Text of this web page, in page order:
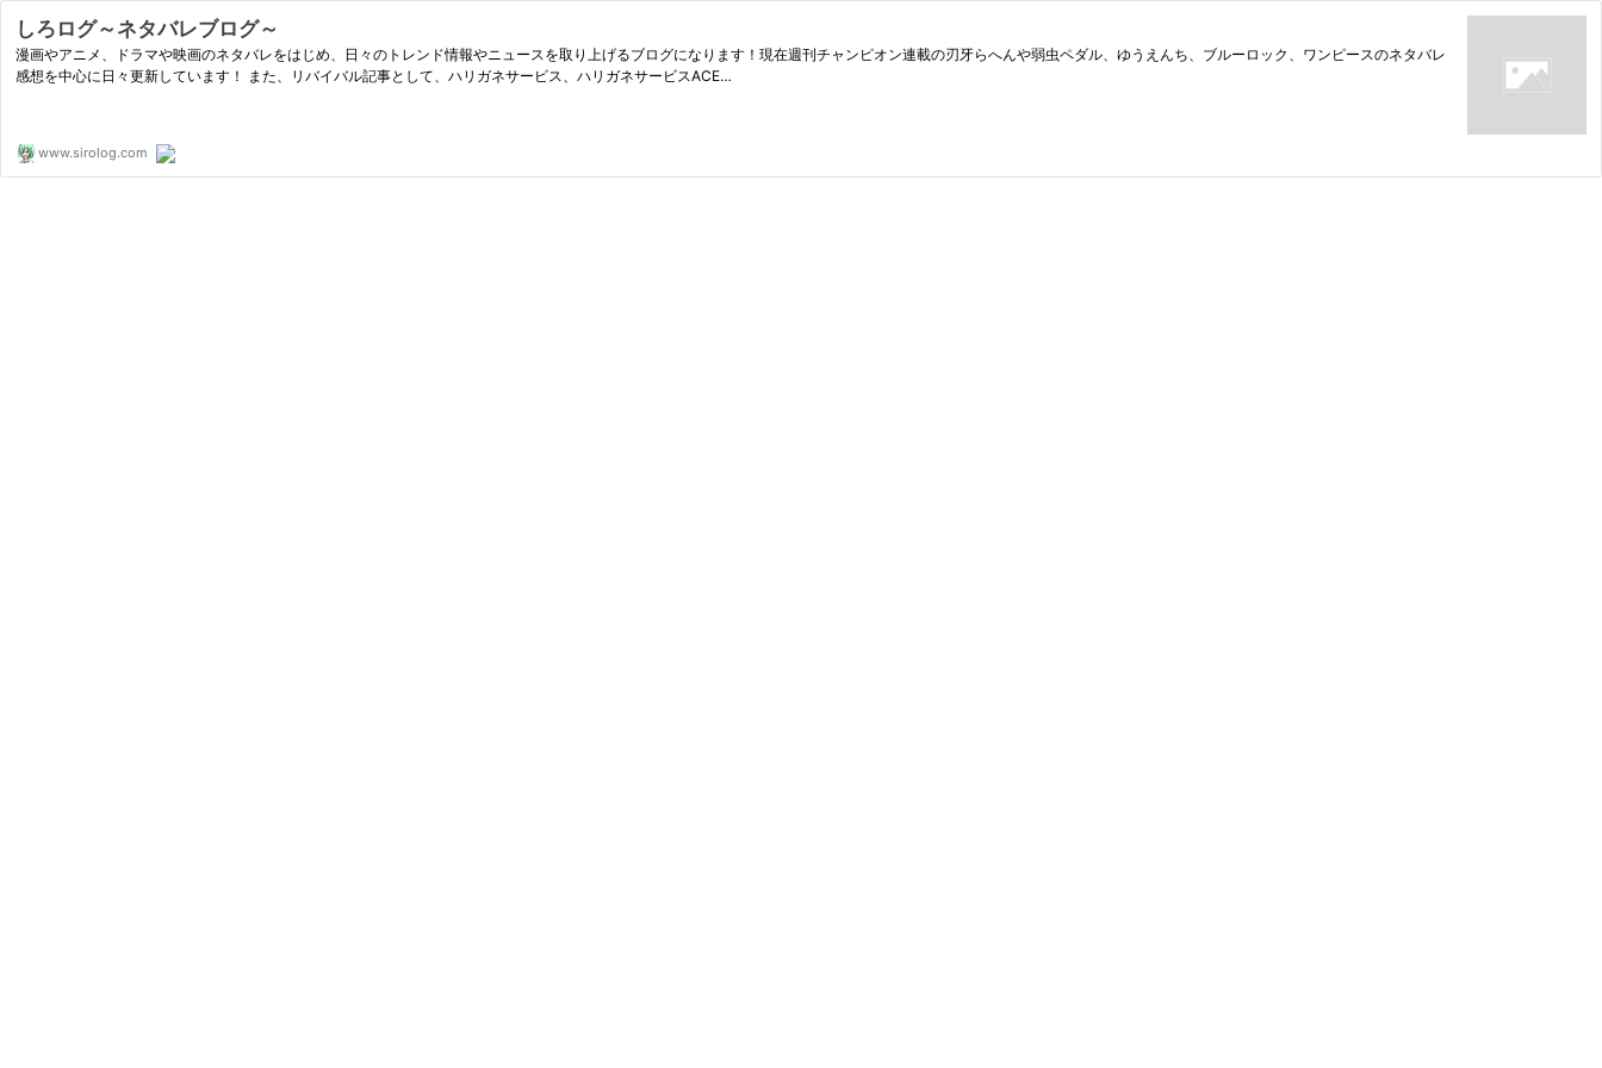
しろログ～ネタバレブログ～
漫画やアニメ、ドラマや映画のネタバレをはじめ、日々のトレンド情報やニュースを取り上げるブログになります！現在週刊チャンピオン連載の刃牙らへんや弱虫ペダル、ゆうえんち、ブルーロック、ワンピースのネタバレ
感想を中心に日々更新しています！ また、リバイバル記事として、ハリガネサービス、ハリガネサービスACE…
www.sirolog.com